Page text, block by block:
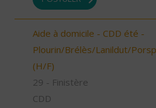
Aide à domicile - CDD été -
Plourin/Brélès/Lanildut/
(H/F)
29 - Finistère
CDD